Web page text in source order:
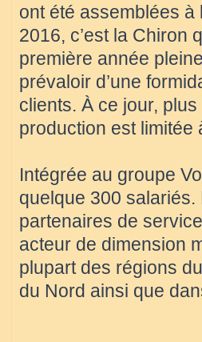
ont été assemblées à
2016, c’est la Chiron
première année
prévaloir d’une
clients. À ce jour,
production est limitée
Intégrée au groupe
quelque 300 salariés.
partenaires de
acteur de dimension
plupart des régions
du Nord ainsi que